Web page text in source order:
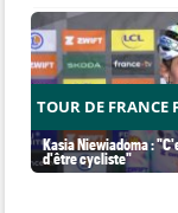
TOUR DE FRANCE
Kasia Niewiadoma :
d'être cycliste"